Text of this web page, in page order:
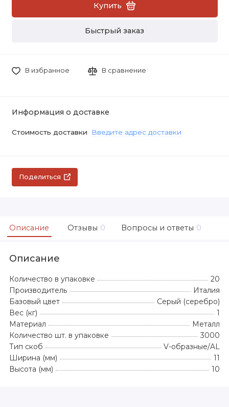
Купить
Быстрый заказ
В избранное В сравнение
Информация о доставке
Стоимость доставки Введите адрес доставки
Поделиться
Описание Отзывы 0 Вопросы и ответы 0
Описание
Количество в упаковке
20
Производитель
Италия
Базовый цвет
Серый (серебро)
Вес (кг)
1
Материал
Металл
Количество шт. в упаковке
3000
Тип скоб
V-образные/AL
Ширина (мм)
11
Высота (мм)
10